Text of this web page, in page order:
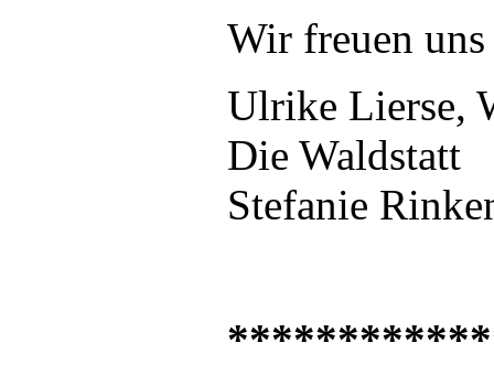
Wir freuen
Ulrike Lierse,
Die Waldstatt
Stefanie